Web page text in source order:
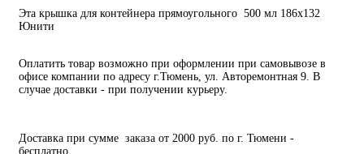
Эта крышка для контейнера прямоугольного 500 мл 186х132
Юнити
Оплатить товар возможно при оформлении при самовывозе в
офисе компании по адресу г.Тюмень, ул. Авторемонтная 9. В
случае доставки - при получении курьеру.
Доставка при сумме заказа от 2000 руб. по г. Тюмени -
бесплатно.